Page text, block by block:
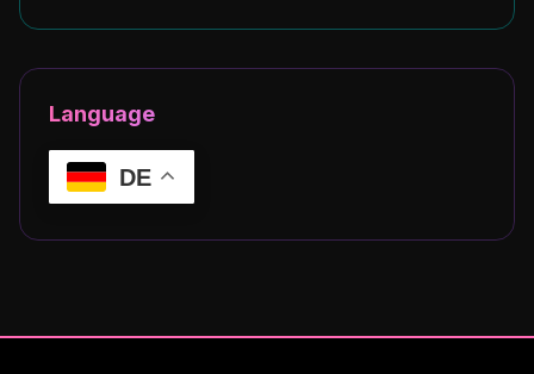
Language
DE